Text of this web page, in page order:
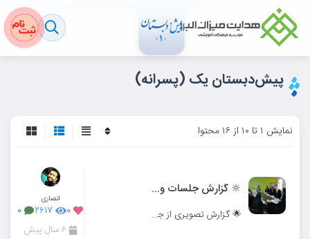
پیش‌دبستان یک (پسرانه)
نمایش ۱ تا ۱۰ از ۱۶ محتوا
🔆 گزارش جلسات والدین میـــــزانی 🔆
🌟 گزارش تصویری از جلسات والدین در دیستان میزبان اندیشه 🌟
انصاری
۰ ۲۶۱۷ ۰
۶ سال پیش